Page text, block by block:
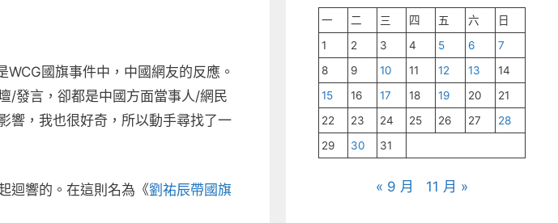
WCG國旗事件中，中國網友的反應。
/發言，卻都是中國方面當事人/網民
響，我也很好奇，所以動手尋找了一
迴響的。在這則名為《劉祐辰帶國旗
一 二 三 四 五 六
日
1
2 3 4 5 6
7
8
9 10 11 12 13
14
15
16 17 18 19 20
21
22
23 24 25 26 27
28
29
30 31
« 9 月 11 月 »